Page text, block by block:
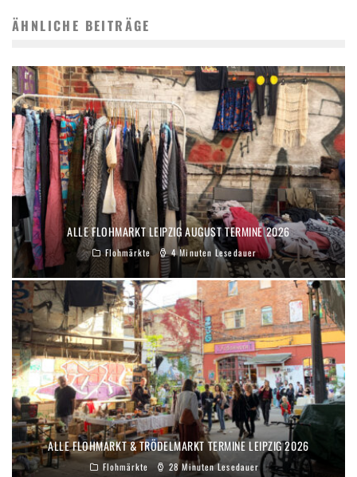
ÄHNLICHE BEITRÄGE
ALLE FLOHMARKT LEIPZIG AUGUST TERMINE 2026
Flohmärkte 4 Minuten Lesedauer
ALLE FLOHMARKT & TRÖDELMARKT TERMINE LEIPZIG 2026
Flohmärkte 28 Minuten Lesedauer